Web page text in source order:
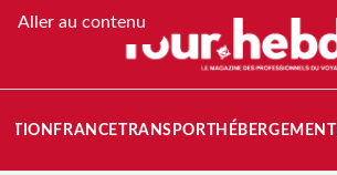
Aller au contenu
FRANCETRANSPORT HÉBERGEMENT